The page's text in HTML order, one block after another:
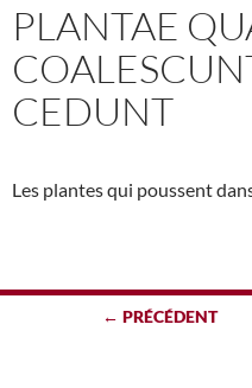
PLANTAE
CEDUNT
Les plantes qui poussent
Navigation← PRÉCÉDENT